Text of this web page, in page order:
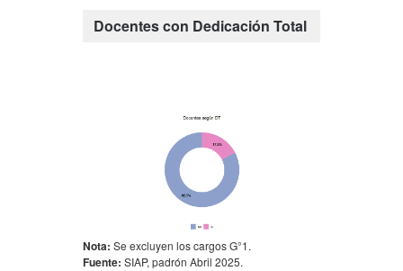
Docentes con Dedicación Total
Nota: Se excluyen los cargos G°1.
Fuente: SIAP, padrón Abril 2025.